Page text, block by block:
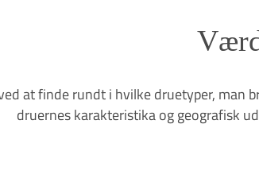
at finde rundt i hvilke druetyper, man
druernes karakteristika og geografisk